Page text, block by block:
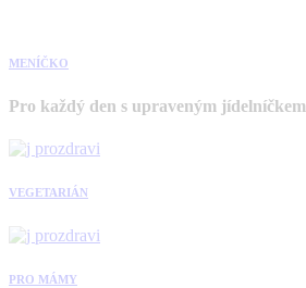
MENÍČKO
Pro každý den s upraveným jídelníčkem
VEGETARIÁN
PRO MÁMY